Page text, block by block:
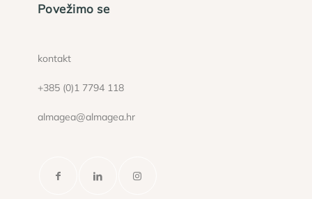
Povežimo se
kontakt
+385 (0)1 7794 118
almagea@almagea.hr